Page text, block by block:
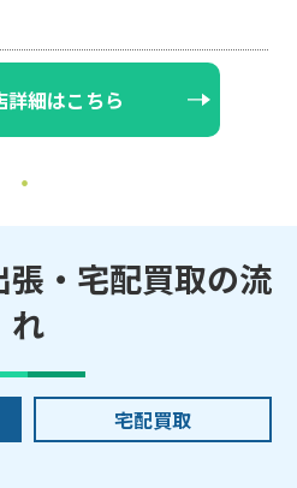
詳細はこちら
・宅配買取の流
れ
宅配買取